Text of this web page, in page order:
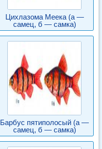
Цихлазома Меека (а —
самец, б — самка)
Барбус пятиполосый (а —
самец, б — самка)